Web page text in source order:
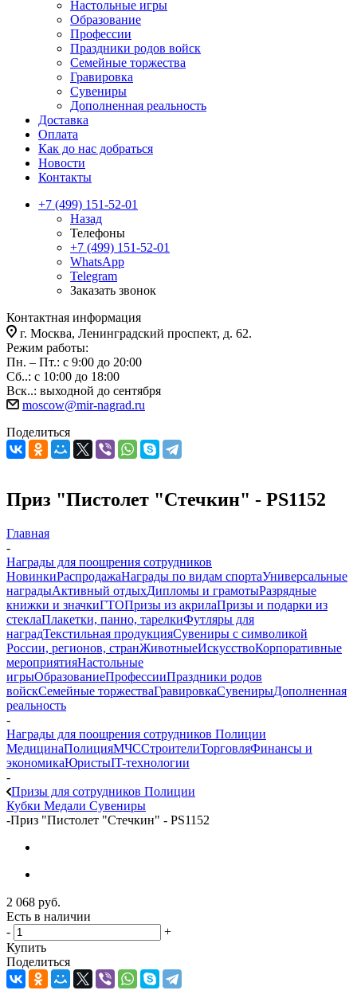
Настольные игры
Образование
Профессии
Праздники родов войск
Семейные торжества
Гравировка
Сувениры
Дополненная реальность
Доставка
Оплата
Как до нас добраться
Новости
Контакты
+7 (499) 151-52-01
Назад
Телефоны
+7 (499) 151-52-01
WhatsApp
Telegram
Заказать звонок
Контактная информация
г. Москва, Ленинградский проспект, д. 62.
Режим работы:
Пн. – Пт.: с 9:00 до 20:00
Сб..: с 10:00 до 18:00
Вск..: выходной до сентября
moscow@mir-nagrad.ru
Поделиться
Приз "Пистолет "Стечкин" - PS1152
Главная
-
Награды для поощрения сотрудников
НовинкиРаспродажаНаграды по видам спортаУниверсальные
наградыАктивный отдыхДипломы и грамотыРазрядные
книжки и значкиГТОПризы из акрилаПризы и подарки из
стеклаПлакетки, панно, тарелкиФутляры для
наградТекстильная продукцияСувениры с символикой
России, регионов, странЖивотныеИскусствоКорпоративные
мероприятияНастольные
игрыОбразованиеПрофессииПраздники родов
войскСемейные торжестваГравировкаСувенирыДополненная
реальность
-
Награды для поощрения сотрудников Полиции
МедицинаПолицияМЧССтроителиТорговляФинансы и
экономикаЮристыIT-технологии
-
Призы для сотрудников Полиции
Кубки Медали Сувениры
-Приз "Пистолет "Стечкин" - PS1152
2 068 руб.
Есть в наличии
-
+
Купить
Поделиться